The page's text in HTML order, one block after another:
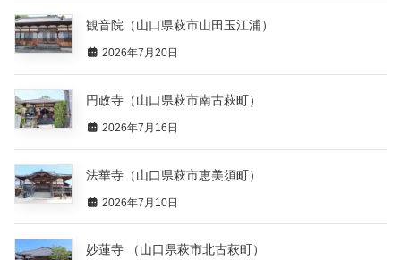
観音院（山口県萩市山田玉江浦）
2026年7月20日
円政寺（山口県萩市南古萩町）
2026年7月16日
法華寺（山口県萩市恵美須町）
2026年7月10日
妙蓮寺 （山口県萩市北古萩町）